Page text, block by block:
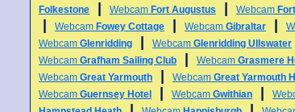
Folkestone
Webcam Fort Augustus Webcam
Webcam Fowey Cottage Webcam Gibraltar
Webcam Glenridding Webcam Glenridding Ullswater
Webcam Grafham Sailing Club Webcam Grasmere
Webcam Great Yarmouth Webcam Great Yarmouth
Webcam Guernsey Hotel Webcam Gwithian